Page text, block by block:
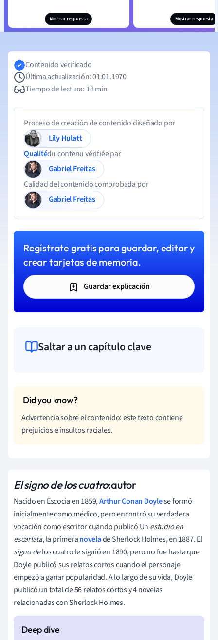
Mostrar respuesta Mostrar respuesta
Contenido verificado
Última actualización: 01.01.1970
Tiempo de lectura: 18 min
Proceso de creación de contenido diseñado por
Lily Hulatt
Qualitédu contenu vérifiée par
Gabriel Freitas
Calidad del contenido comprobada por
Gabriel Freitas
Regístrate gratis para guardar, editar y
crear tarjetas de memoria.
Guardar explicación
Saltar a un capítulo clave
Advertencia sobre el contenido: este texto contiene
prejuicios e insultos raciales.
El signo de los cuatro:autor
Nacido en Escocia en 1859,Arthur Conan Doylese formó
inicialmente como médico, pero encontró su verdadera
vocación como escritor cuando publicó Un estudio en
escarlata, la primeranovelade Sherlock Holmes, en 1887. El
signo delos cuatro le siguió en 1890, pero no fue hasta que
Doyle publicó sus relatos cortos cuando el personaje
empezó a ganar popularidad. A lo largo de su vida, Doyle
publicó un total de 56 relatos cortos y 4 novelas
relacionadas con Sherlock Holmes.